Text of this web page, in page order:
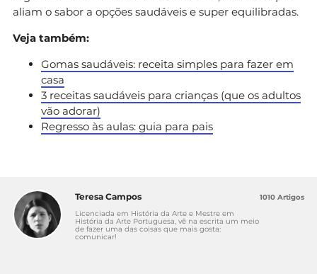
aliam o sabor a opções saudáveis e super equilibradas.
Veja também:
Gomas saudáveis: receita simples para fazer em
casa
3 receitas saudáveis para crianças (que os adultos
vão adorar)
Regresso às aulas: guia para pais
Teresa Campos
Licenciada em História da Arte e Mestre em
História da Arte Portuguesa, vê na escrita um meio
de fazer uma das coisas que mais gosta:
comunicar!
1010 Artigos